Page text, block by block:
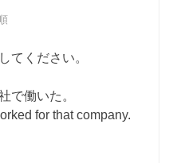
てください。
で働いた。
for that company.